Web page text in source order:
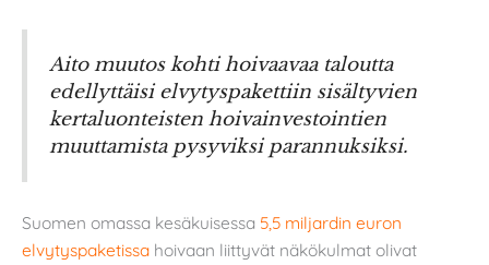
Aito muutos kohti hoivaavaa taloutta
edellyttäisi elvytyspakettiin sisältyvien
kertaluonteisten hoivainvestointien
muuttamista pysyviksi parannuksiksi.
Suomen omassa kesäkuisessa 5,5 miljardin euron
elvytyspaketissa hoivaan liittyvät näkökulmat olivat